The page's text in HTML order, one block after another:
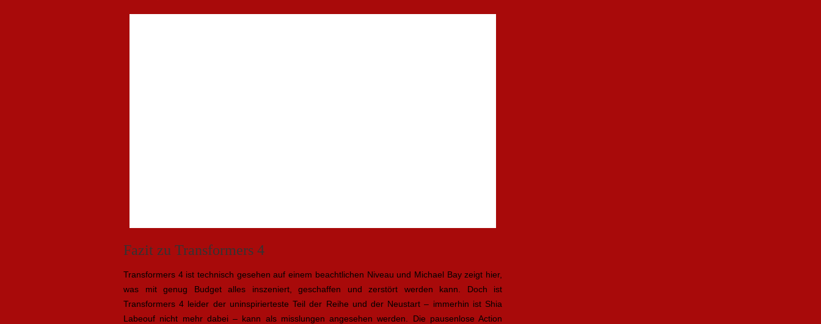
Fazit zu Transformers 4
Transformers 4 ist technisch gesehen auf einem beachtlichen Niveau und Michael Bay zeigt hier,
was mit genug Budget alles inszeniert, geschaffen und zerstört werden kann. Doch ist
Transformers 4 leider der uninspirierteste Teil der Reihe und der Neustart – immerhin ist Shia
Labeouf nicht mehr dabei – kann als misslungen angesehen werden. Die pausenlose Action